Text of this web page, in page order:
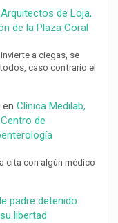
de Loja,
de la Plaza Coral
a ciegas, se
caso contrario el
en Clínica Medilab,
de
cita con algún médico
padre detenido
libertad